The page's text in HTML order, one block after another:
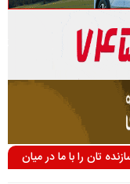
تان را با ما در میان